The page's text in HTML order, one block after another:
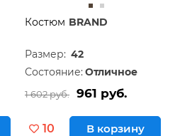
Костюм BRAND
Размер: 42
Состояние: Отличное
1 602 руб. 961 руб.
10 В корзину